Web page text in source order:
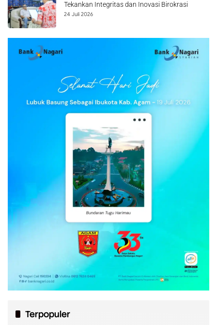
Tekankan Integritas dan Inovasi Birokrasi
24 Juli 2026
Terpopuler